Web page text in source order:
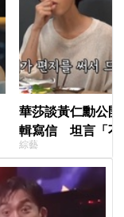
華莎談黃仁勳公
輯寫信 坦言「不
來」
綜藝